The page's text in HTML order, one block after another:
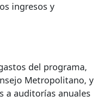
ingresos y
del programa,
Metropolitano, y
a auditorías anuales